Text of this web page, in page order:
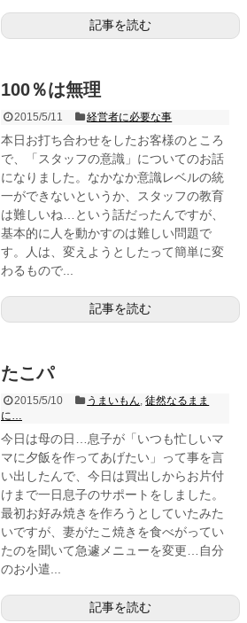
記事を読む
100％は無理
2015/5/11 経営者に必要な事
本日お打ち合わせをしたお客様のところ
で、「スタッフの意識」についてのお話
になりました。なかなか意識レベルの統
一ができないというか、スタッフの教育
は難しいね…という話だったんですが、
基本的に人を動かすのは難しい問題で
す。人は、変えようとしたって簡単に変
わるもので...
記事を読む
たこパ
2015/5/10 うまいもん,徒然なるまま
に…
今日は母の日…息子が「いつも忙しいマ
マに夕飯を作ってあげたい」って事を言
い出したんで、今日は買出しからお片付
けまで一日息子のサポートをしました。
最初お好み焼きを作ろうとしていたみた
いですが、妻がたこ焼きを食べがってい
たのを聞いて急遽メニューを変更…自分
のお小遣...
記事を読む